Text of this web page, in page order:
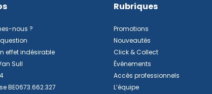
nous ?
effet indésirable
Sull
BE0673.662.327
Rubriques
Promotions
Nouveautés
Click & Collect
Événements
Accès professionnels
L’équipe